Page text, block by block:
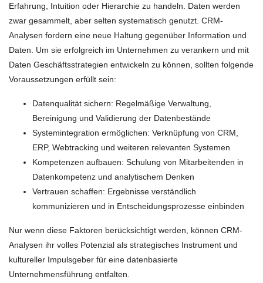
Erfahrung, Intuition oder Hierarchie zu handeln. Daten werden
zwar gesammelt, aber selten systematisch genutzt. CRM-
Analysen fordern eine neue Haltung gegenüber Information und
Daten. Um sie erfolgreich im Unternehmen zu verankern und mit
Daten Geschäftsstrategien entwickeln zu können, sollten folgende
Voraussetzungen erfüllt sein:
Datenqualität sichern: Regelmäßige Verwaltung,
Bereinigung und Validierung der Datenbestände
Systemintegration ermöglichen: Verknüpfung von CRM,
ERP, Webtracking und weiteren relevanten Systemen
Kompetenzen aufbauen: Schulung von Mitarbeitenden in
Datenkompetenz und analytischem Denken
Vertrauen schaffen: Ergebnisse verständlich
kommunizieren und in Entscheidungsprozesse einbinden
Nur wenn diese Faktoren berücksichtigt werden, können CRM-
Analysen ihr volles Potenzial als strategisches Instrument und
kultureller Impulsgeber für eine datenbasierte
Unternehmensführung entfalten.